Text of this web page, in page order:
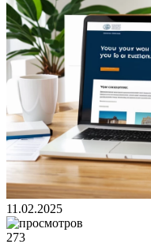
11.02.2025
273